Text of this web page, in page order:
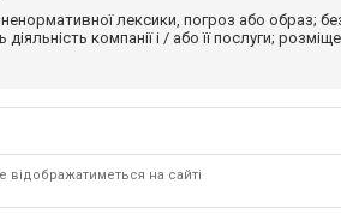
лексики, погроз або образ;
компанії і / або її послуги;
відображатиметься на сайті